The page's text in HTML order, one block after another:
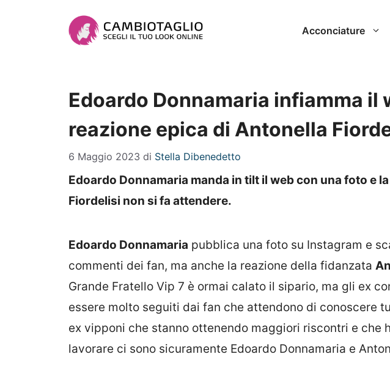
Acconciature
Edoardo Donnamaria infiamma il
reazione epica di Antonella
6 Maggio 2023 di Stella Dibenedetto
Edoardo Donnamaria manda in tilt il web con una foto e
Fiordelisi non si fa attendere.
Edoardo Donnamaria pubblica una foto su Instagram e
commenti dei fan, ma anche la reazione della fidanzata
Grande Fratello Vip 7 è ormai calato il sipario, ma gli ex
essere molto seguiti dai fan che attendono di conoscere
ex vipponi che stanno ottenendo maggiori riscontri e che
lavorare ci sono sicuramente Edoardo Donnamaria e